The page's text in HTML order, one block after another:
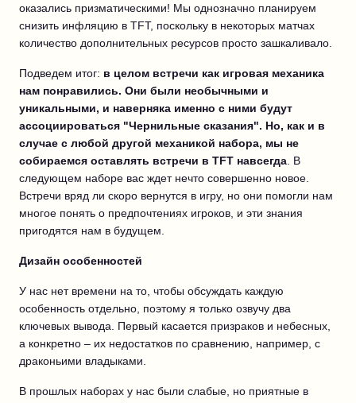
оказались призматическими! Мы однозначно планируем
снизить инфляцию в TFT, поскольку в некоторых матчах
количество дополнительных ресурсов просто зашкаливало.
Подведем итог: в целом встречи как игровая механика
нам понравились. Они были необычными и
уникальными, и наверняка именно с ними будут
ассоциироваться "Чернильные сказания". Но, как и в
случае с любой другой механикой набора, мы не
собираемся оставлять встречи в TFT навсегда . В
следующем наборе вас ждет нечто совершенно новое.
Встречи вряд ли скоро вернутся в игру, но они помогли нам
многое понять о предпочтениях игроков, и эти знания
пригодятся нам в будущем.
Дизайн особенностей
У нас нет времени на то, чтобы обсуждать каждую
особенность отдельно, поэтому я только озвучу два
ключевых вывода. Первый касается призраков и небесных,
а конкретно – их недостатков по сравнению, например, с
драконьими владыками.
В прошлых наборах у нас были слабые, но приятные в